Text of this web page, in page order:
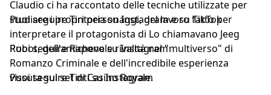
Claudio ci ha raccontato delle tecniche utilizzate per
studiare i propri personaggi, del lavoro fatto per
interpretare il protagonista di Lo chiamavano Jeeg
Robot, dell'amichevole rivalità nel "multiverso" di
Romanzo Criminale e dell'incredibile esperienza
vissuta sul set di Casino Royale.
Puoi seguireTintoria su Instagramesu TikTok
Puoi seguireRapone su Instagram
Puoi seguireTinti su Instagram